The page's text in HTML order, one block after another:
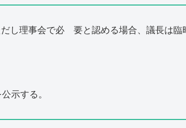
理事会で必 要と認める場合、議長は臨
示する。